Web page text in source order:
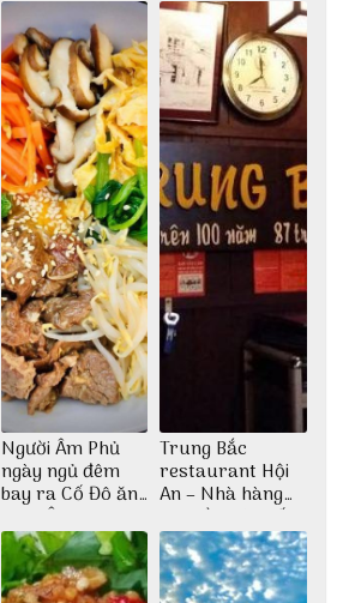
Người Âm Phủ
ngày ngủ đêm
bay ra Cố Đô ăn
Cơm Âm Phủ
Huế
Trung Bắc
restaurant Hội
An – Nhà hàng
cao lầu có thiết
kế vô cùng ấn
tượng giữa lòng
phố Hội